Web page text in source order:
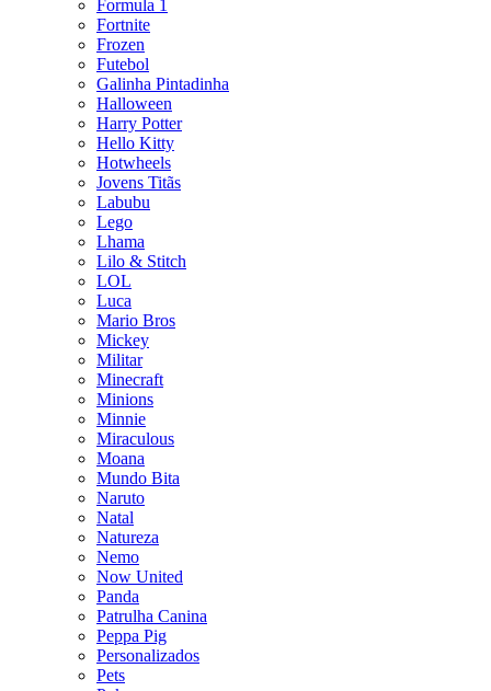
Formula 1
Fortnite
Frozen
Futebol
Galinha Pintadinha
Halloween
Harry Potter
Hello Kitty
Hotwheels
Jovens Titãs
Labubu
Lego
Lhama
Lilo & Stitch
LOL
Luca
Mario Bros
Mickey
Militar
Minecraft
Minions
Minnie
Miraculous
Moana
Mundo Bita
Naruto
Natal
Natureza
Nemo
Now United
Panda
Patrulha Canina
Peppa Pig
Personalizados
Pets